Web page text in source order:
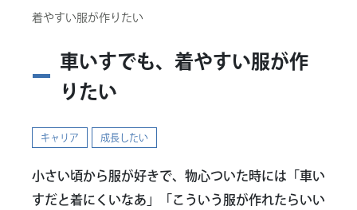
着やすい服が作りたい
車いすでも、着やすい服が作
りたい
キャリア 成長したい
小さい頃から服が好きで、物心ついた時には「車い
すだと着にくいなあ」「こういう服が作れたらいい